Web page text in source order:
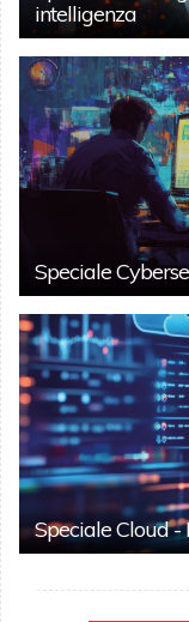
intelligenza
Speciale
Speciale Cloud